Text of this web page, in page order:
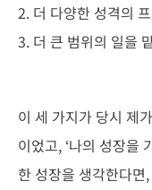
2. 더 다양한 성격의
3. 더 큰 범위의 일을
이 세 가지가 당시 제
이었고, ‘나의 성장을
한 성장을 생각한다